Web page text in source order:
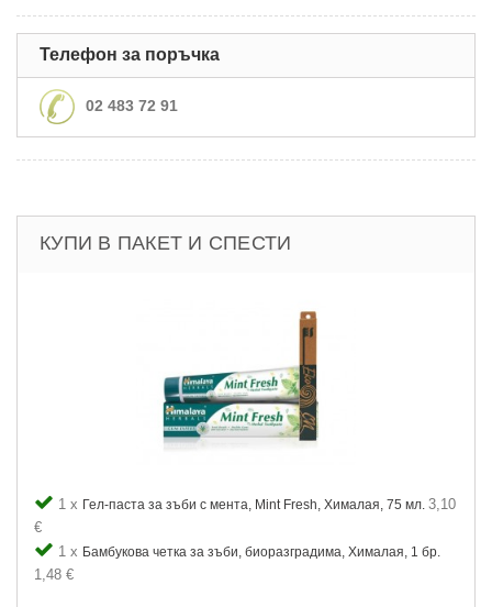
Телефон за поръчка
02 483 72 91
КУПИ В ПАКЕТ И СПЕСТИ
1 x Гел-паста за зъби с мента, Mint Fresh, Хималая, 75 мл. 3,10
€
1 x Бамбукова четка за зъби, биоразградима, Хималая, 1 бр.
1,48 €